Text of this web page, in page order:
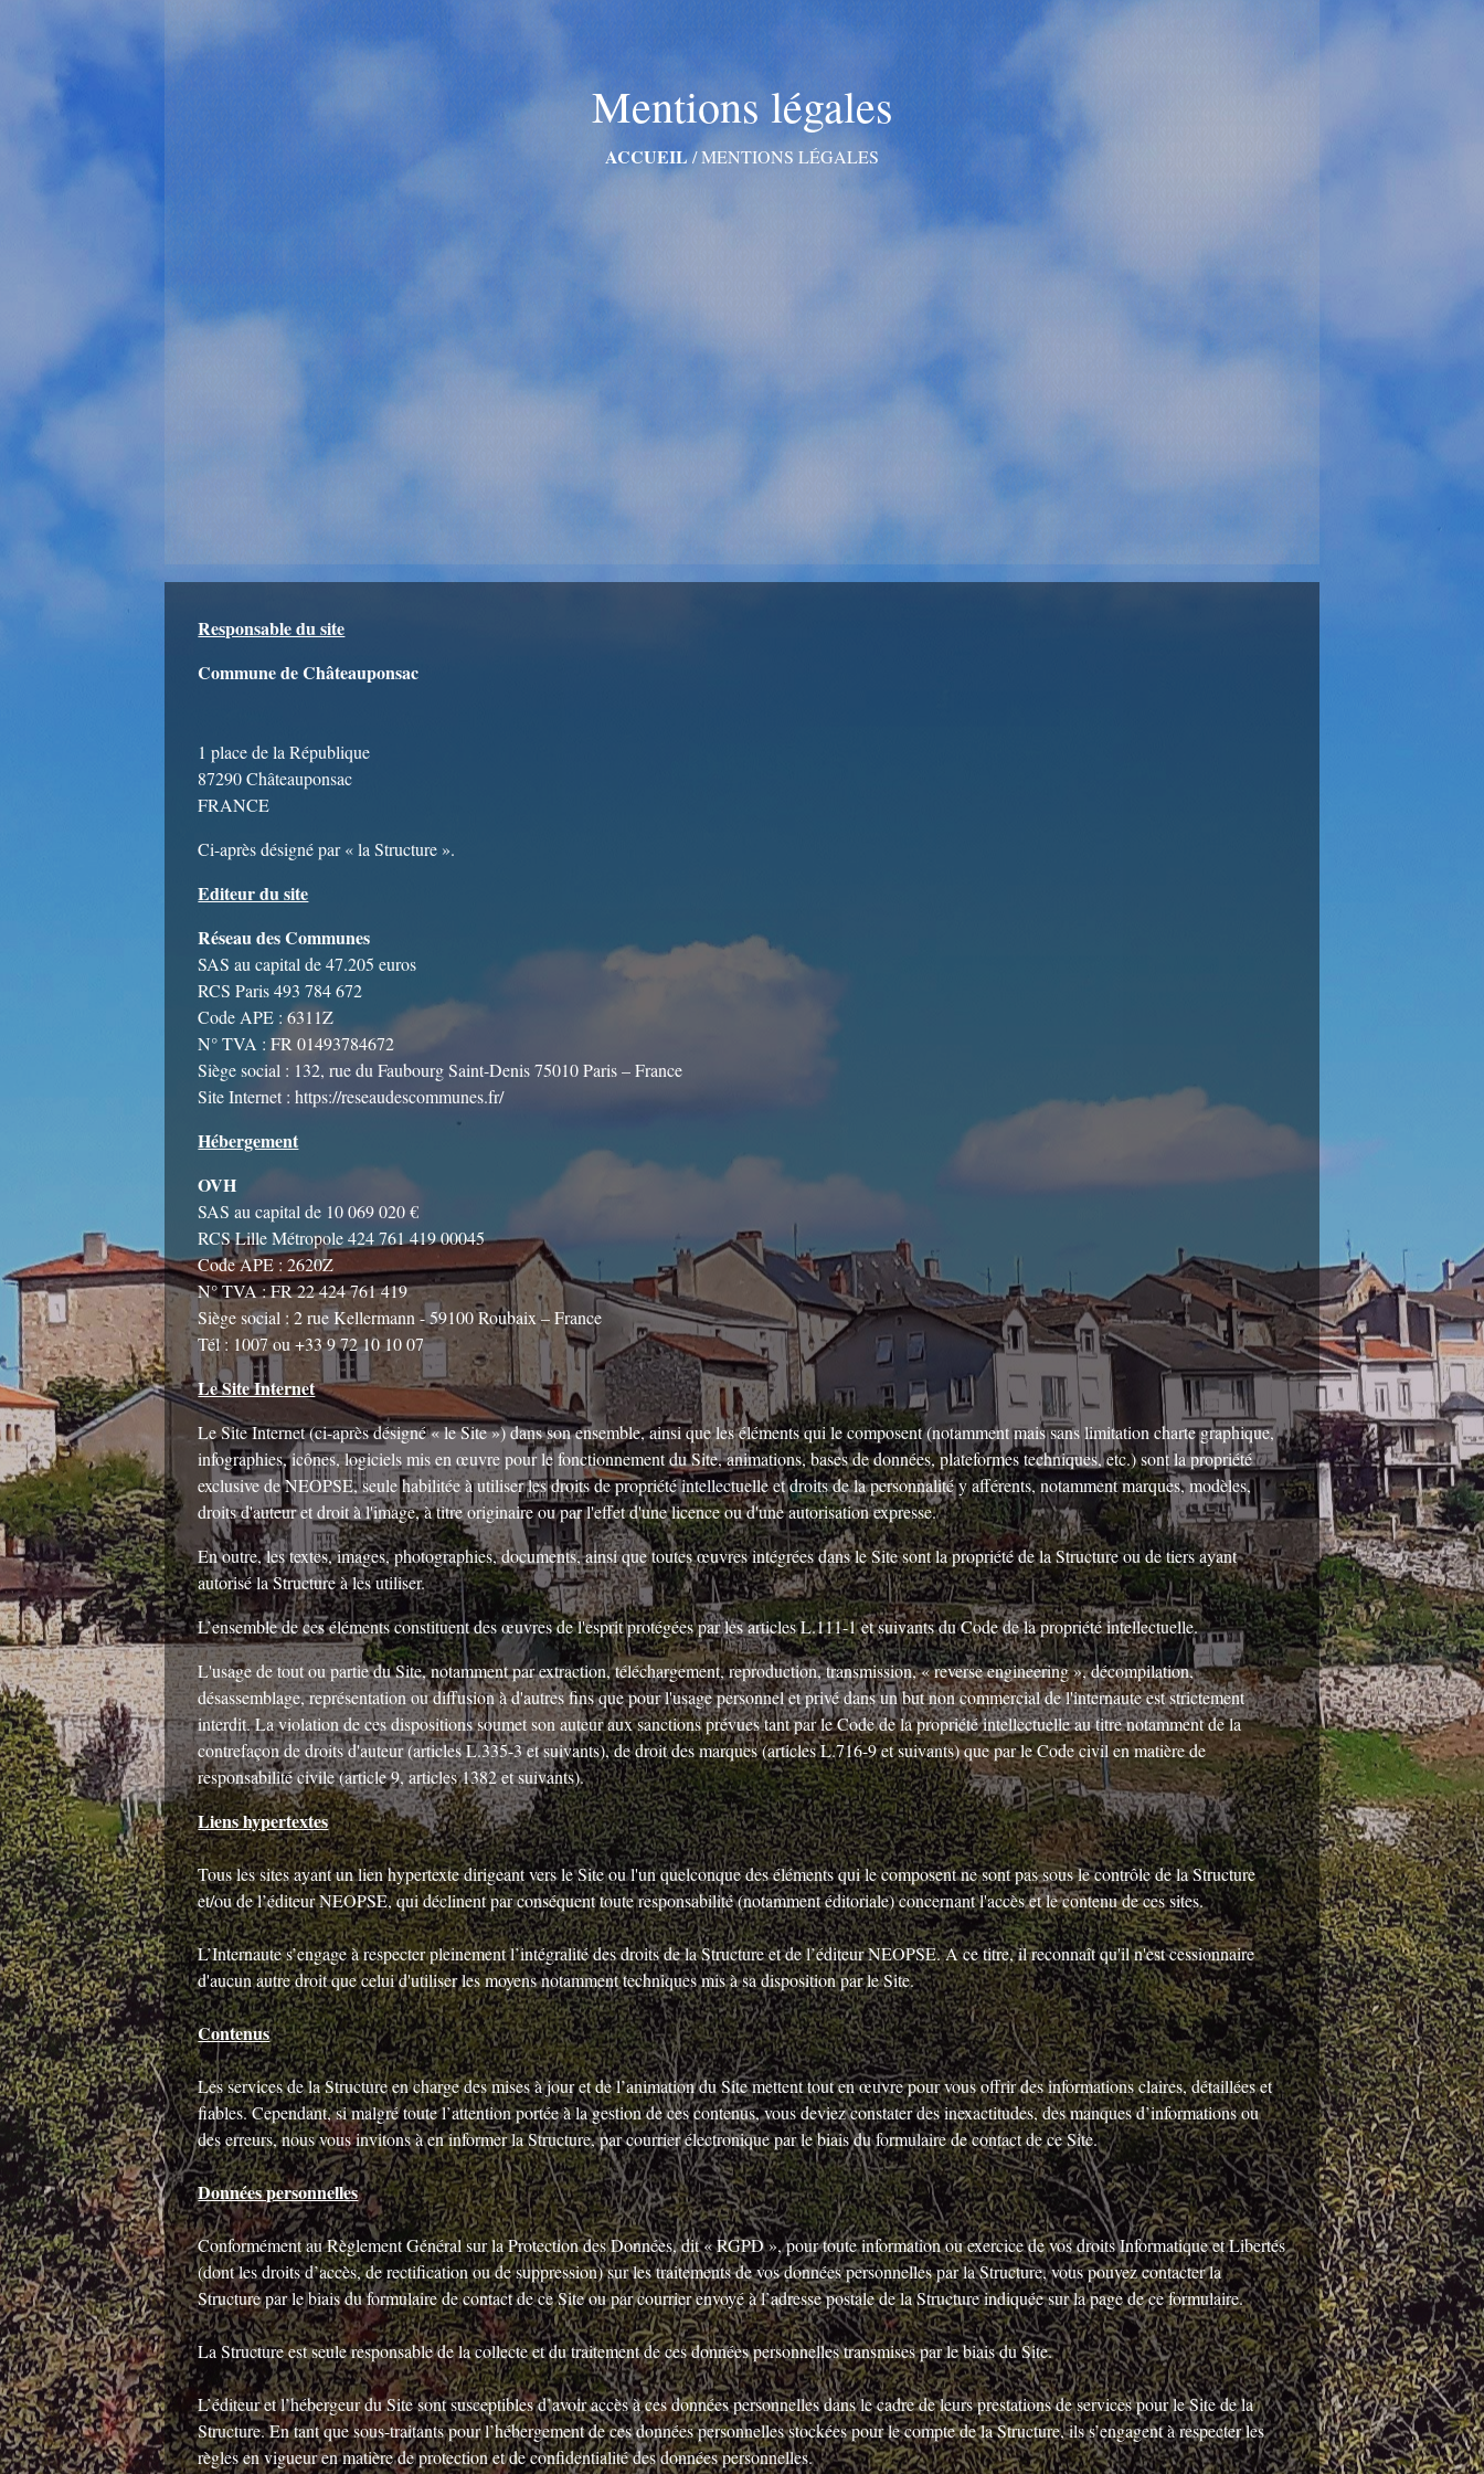
Mentions légales
ACCUEIL/MENTIONS LÉGALES
Responsable du site
Commune de Châteauponsac
1 place de la République
87290 Châteauponsac
FRANCE
Ci-après désigné par « la Structure ».
Editeur du site
Réseau des Communes
SAS au capital de 47.205 euros
RCS Paris 493 784 672
Code APE : 6311Z
N° TVA : FR 01493784672
Siège social : 132, rue du Faubourg Saint-Denis 75010 Paris – France
Site Internet :https://reseaudescommunes.fr/
Hébergement
OVH
SAS au capital de 10 069 020 €
RCS Lille Métropole 424 761 419 00045
Code APE : 2620Z
N° TVA : FR 22 424 761 419
Siège social : 2 rue Kellermann - 59100 Roubaix – France
Tél : 1007 ou +33 9 72 10 10 07
Le Site Internet
Le Site Internet (ci-après désigné « le Site ») dans son ensemble, ainsi que les éléments qui le composent (notamment mais sans limitation charte graphique,
infographies, icônes, logiciels mis en œuvre pour le fonctionnement du Site, animations, bases de données, plateformes techniques, etc.) sont la propriété
exclusive de NEOPSE, seule habilitée à utiliser les droits de propriété intellectuelle et droits de la personnalité y afférents, notamment marques, modèles,
droits d'auteur et droit à l'image, à titre originaire ou par l'effet d'une licence ou d'une autorisation expresse.
En outre, les textes, images, photographies, documents, ainsi que toutes œuvres intégrées dans le Site sont la propriété de la Structure ou de tiers ayant
autorisé la Structure à les utiliser.
L’ensemble de ces éléments constituent des œuvres de l'esprit protégées par les articles L.111-1 et suivants du Code de la propriété intellectuelle.
L'usage de tout ou partie du Site, notamment par extraction, téléchargement, reproduction, transmission, « reverse engineering », décompilation,
désassemblage, représentation ou diffusion à d'autres fins que pour l'usage personnel et privé dans un but non commercial de l'internaute est strictement
interdit. La violation de ces dispositions soumet son auteur aux sanctions prévues tant par le Code de la propriété intellectuelle au titre notamment de la
contrefaçon de droits d'auteur (articles L.335-3 et suivants), de droit des marques (articles L.716-9 et suivants) que par le Code civil en matière de
responsabilité civile (article 9, articles 1382 et suivants).
Liens hypertextes
Tous les sites ayant un lien hypertexte dirigeant vers le Site ou l'un quelconque des éléments qui le composent ne sont pas sous le contrôle de la Structure
et/ou de l’éditeur NEOPSE, qui déclinent par conséquent toute responsabilité (notamment éditoriale) concernant l'accès et le contenu de ces sites.
L’Internaute s’engage à respecter pleinement l’intégralité des droits de la Structure et de l’éditeur NEOPSE. A ce titre, il reconnaît qu'il n'est cessionnaire
d'aucun autre droit que celui d'utiliser les moyens notamment techniques mis à sa disposition par le Site.
Contenus
Les services de la Structure en charge des mises à jour et de l’animation du Site mettent tout en œuvre pour vous offrir des informations claires, détaillées et
fiables. Cependant, si malgré toute l’attention portée à la gestion de ces contenus, vous deviez constater des inexactitudes, des manques d’informations ou
des erreurs, nous vous invitons à en informer la Structure, par courrier électronique par le biais du formulaire de contact de ce Site.
Données personnelles
Conformément au Règlement Général sur la Protection des Données, dit « RGPD », pour toute information ou exercice de vos droits Informatique et Libertés
(dont les droits d’accès, de rectification ou de suppression) sur les traitements de vos données personnelles par la Structure, vous pouvez contacter la
Structure par le biais du formulaire de contact de ce Site ou par courrier envoyé à l’adresse postale de la Structure indiquée sur la page de ce formulaire.
La Structure est seule responsable de la collecte et du traitement de ces données personnelles transmises par le biais du Site.
L’éditeur et l’hébergeur du Site sont susceptibles d’avoir accès à ces données personnelles dans le cadre de leurs prestations de services pour le Site de la
Structure. En tant que sous-traitants pour l’hébergement de ces données personnelles stockées pour le compte de la Structure, ils s’engagent à respecter les
règles en vigueur en matière de protection et de confidentialité des données personnelles.